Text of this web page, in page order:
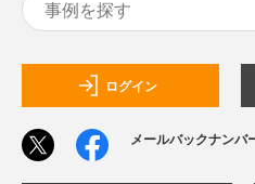
ログイン
メールバックナンバ